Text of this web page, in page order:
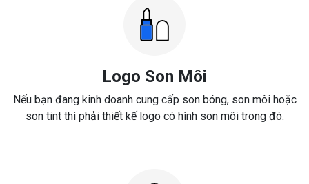
Logo Son Môi
Nếu bạn đang kinh doanh cung cấp son bóng, son môi hoặc
son tint thì phải thiết kế logo có hình son môi trong đó.